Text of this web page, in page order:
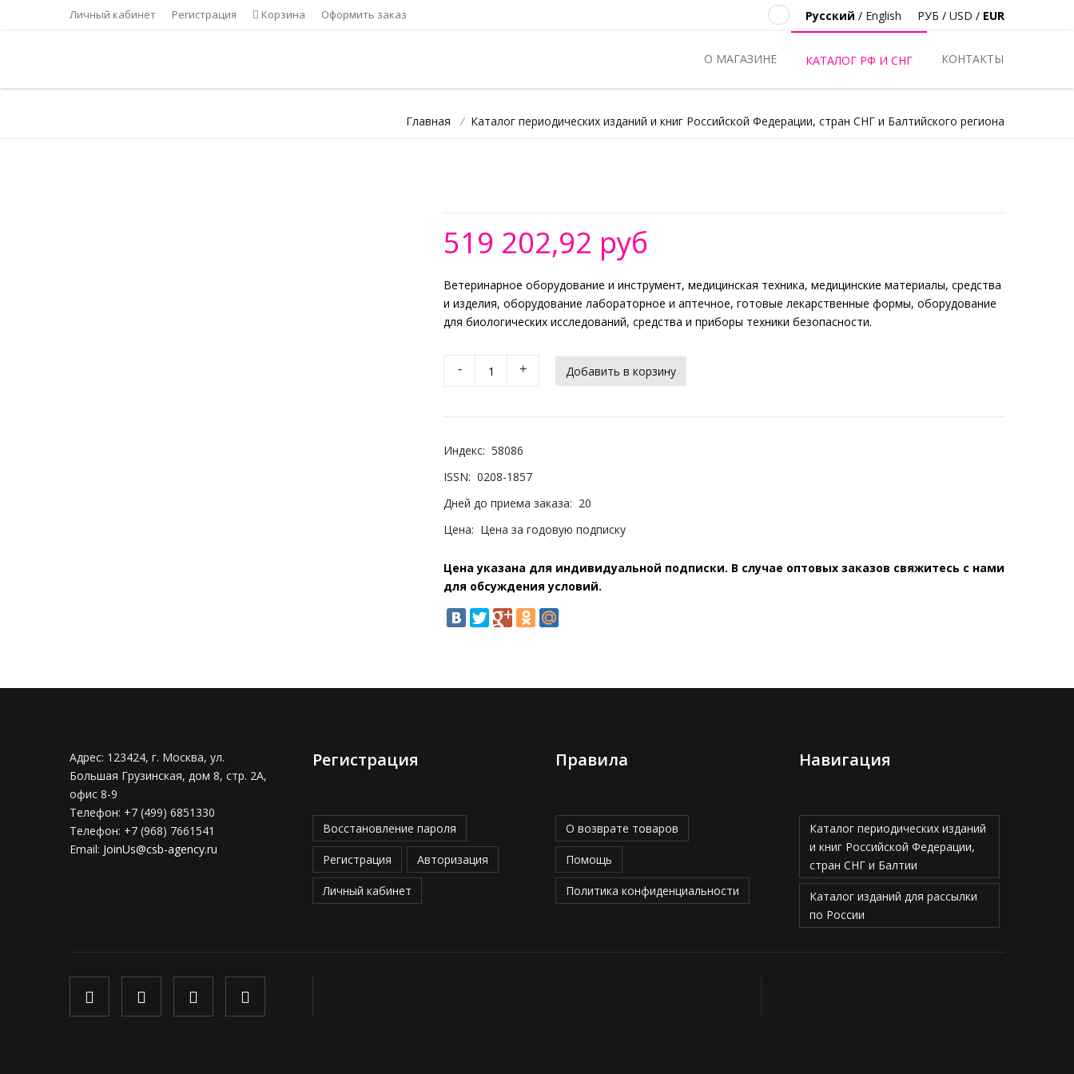
Личный кабинет Регистрация Корзина Оформить заказ РУБ / USD / EUR
Русский / English
О МАГАЗИНЕ КАТАЛОГ РФ И СНГ КОНТАКТЫ
Главная / Каталог периодических изданий и книг Российской Федерации, стран СНГ и Балтийского региона
519 202,92 руб
Ветеринарное оборудование и инструмент, медицинская техника, медицинские материалы, средства
и изделия, оборудование лабораторное и аптечное, готовые лекарственные формы, оборудование
для биологических исследований, средства и приборы техники безопасности.
- +
Индекс: 58086
ISSN: 0208-1857
Дней до приема заказа: 20
Цена: Цена за годовую подписку
Цена указана для индивидуальной подписки. В случае оптовых заказов свяжитесь с нами
для обсуждения условий.
Адрес: 123424, г. Москва, ул.
Большая Грузинская, дом 8, стр. 2А,
офис 8-9
Телефон: +7 (499) 6851330
Телефон: +7 (968) 7661541
Email: JoinUs@csb-agency.ru
Регистрация
Восстановление пароля
Регистрация Авторизация
Личный кабинет
Правила
О возврате товаров
Помощь
Политика конфиденциальности
Навигация
Каталог периодических изданий
и книг Российской Федерации,
стран СНГ и Балтии
Каталог изданий для рассылки
по России